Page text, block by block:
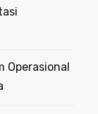
Operasional